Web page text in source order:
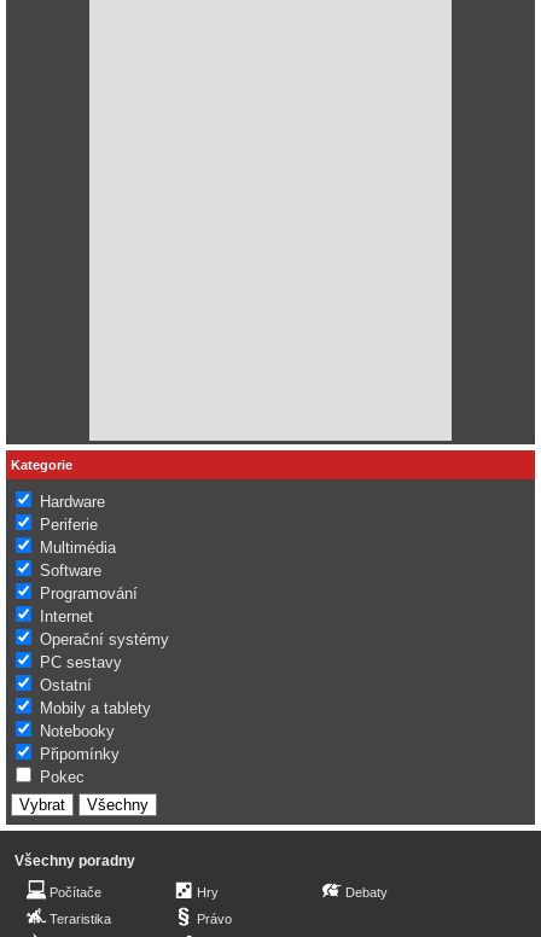
Kategorie
Hardware
Periferie
Multimédia
Software
Programování
Internet
Operační systémy
PC sestavy
Ostatní
Mobily a tablety
Notebooky
Připomínky
Pokec
Všechny poradny
Počítače
Teraristika
Hry
Právo
Debaty